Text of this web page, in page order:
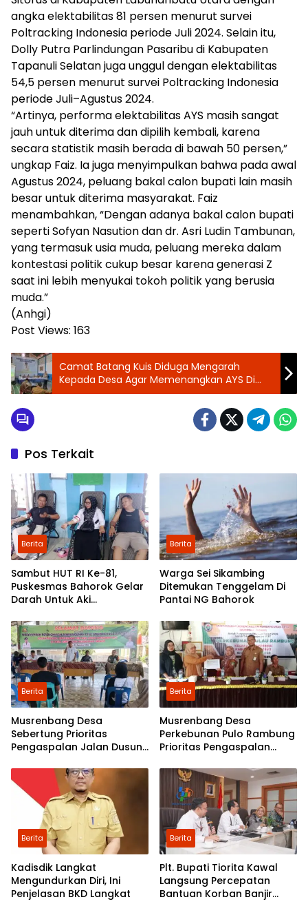
angka elektabilitas 81 persen menurut survei
Poltracking Indonesia periode Juli 2024. Selain itu,
Dolly Putra Parlindungan Pasaribu di Kabupaten
Tapanuli Selatan juga unggul dengan elektabilitas
54,5 persen menurut survei Poltracking Indonesia
periode Juli–Agustus 2024.
“Artinya, performa elektabilitas AYS masih sangat
jauh untuk diterima dan dipilih kembali, karena
secara statistik masih berada di bawah 50 persen,”
ungkap Faiz. Ia juga menyimpulkan bahwa pada awal
Agustus 2024, peluang bakal calon bupati lain masih
besar untuk diterima masyarakat. Faiz
menambahkan, “Dengan adanya bakal calon bupati
seperti Sofyan Nasution dan dr. Asri Ludin Tambunan,
yang termasuk usia muda, peluang mereka dalam
kontestasi politik cukup besar karena generasi Z
saat ini lebih menyukai tokoh politik yang berusia
muda.”
(Anhgi)
Post Views: 163
Camat Batang Kuis Diduga Mengarah
Kepada Desa Agar Memenangkan AYS Di
Pilkada 2024
Pos Terkait
Berita
Sambut HUT RI Ke-81,
Puskesmas Bahorok Gelar
Darah Untuk Aki
Berita
Warga Sei Sikambing
Ditemukan Tenggelam Di
Pantai NG Bahorok
Berita
Musrenbang Desa
Sebertung Prioritas
Pengaspalan Jalan Dusun
Berita
Musrenbang Desa
Perkebunan Pulo Rambung
Prioritas Pengaspalan
Dusun Pondok Boyan
Berita
Kadisdik Langkat
Mengundurkan Diri, Ini
Penjelasan BKD Langkat
Berita
Plt. Bupati Tiorita Kawal
Langsung Percepatan
Bantuan Korban Banjir